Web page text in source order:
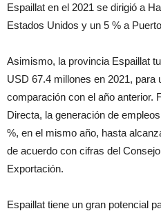
Espaillat en el 2021 se dirigió a
Estados Unidos y un 5 % a
Asimismo, la provincia Espaillat
USD 67.4 millones en 2021, para
comparación con el año anterior.
Directa, la generación de
%, en el mismo año, hasta
de acuerdo con cifras del
Exportación.
Espaillat tiene un gran potencial